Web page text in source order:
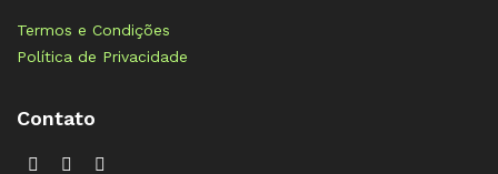
Termos e Condições
Política de Privacidade
Contato